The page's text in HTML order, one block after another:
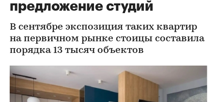
предложение студий
В сентябре экспозиция таких квартир
на первичном рынке стоицы составила
порядка 13 тысяч объектов